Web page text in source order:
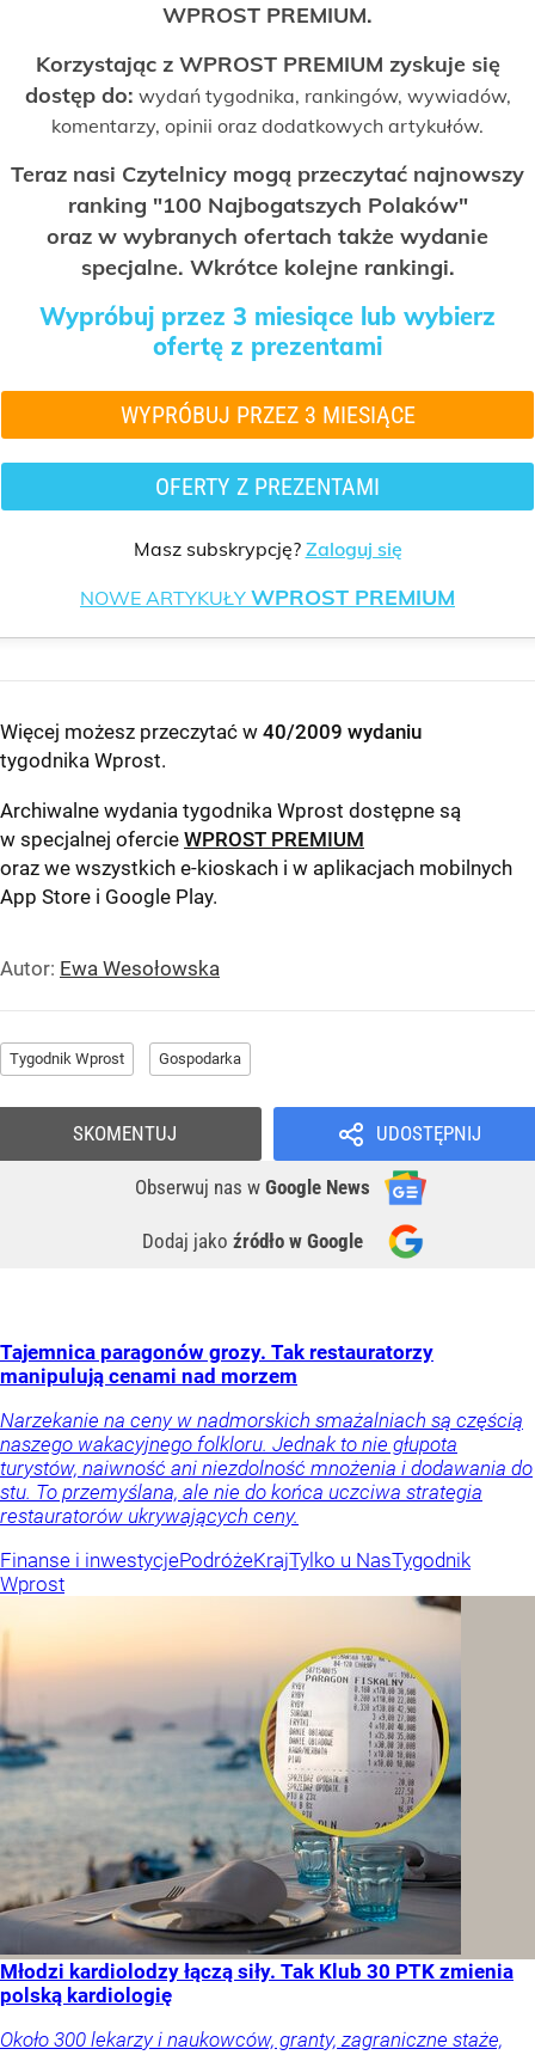
WPROST PREMIUM.
Korzystając z WPROST PREMIUM zyskuje się
dostęp do: wydań tygodnika, rankingów, wywiadów,
komentarzy, opinii oraz dodatkowych artykułów.
Teraz nasi Czytelnicy mogą przeczytać najnowszy
ranking "100 Najbogatszych Polaków"
oraz w wybranych ofertach także wydanie
specjalne. Wkrótce kolejne rankingi.
Wypróbuj przez 3 miesiące lub wybierz
ofertę z prezentami
WYPRÓBUJ PRZEZ 3 MIESIĄCE
OFERTY Z PREZENTAMI
Masz subskrypcję? Zaloguj się
NOWE ARTYKUŁY WPROST PREMIUM
Więcej możesz przeczytać w 40/2009 wydaniu
tygodnika Wprost.
Archiwalne wydania tygodnika Wprost dostępne są
w specjalnej ofercie WPROST PREMIUM
oraz we wszystkich e-kioskach i w aplikacjach mobilnych
App Store i Google Play.
Autor: Ewa Wesołowska
Tygodnik Wprost Gospodarka
UDOSTĘPNIJ
Obserwuj nas w Google News
Dodaj jako źródło w Google
SKOMENTUJ
Tajemnica paragonów grozy. Tak restauratorzy
manipulują cenami nad morzem
Narzekanie na ceny w nadmorskich smażalniach są częścią
naszego wakacyjnego folkloru. Jednak to nie głupota
turystów, naiwność ani niezdolność mnożenia i dodawania do
stu. To przemyślana, ale nie do końca uczciwa strategia
restauratorów ukrywających ceny.
Finanse i inwestycjePodróżeKrajTylko u NasTygodnik
Wprost
Młodzi kardiolodzy łączą siły. Tak Klub 30 PTK zmienia
polską kardiologię
Około 300 lekarzy i naukowców, granty, zagraniczne staże,